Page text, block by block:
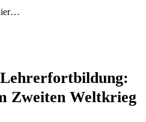
Zweiten Weltkrieg